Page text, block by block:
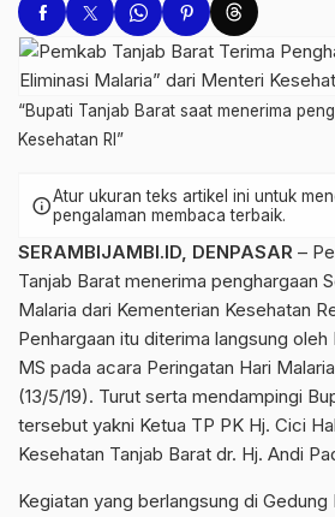
“Bupati Tanjab Barat saat menerima
Kesehatan RI”
infoAtur ukuran teks artikel ini untuk
pengalaman membaca terbaik.
SERAMBIJAMBI.ID, DENPASAR –
Tanjab Barat menerima penghargaan
Malaria dari Kementerian Kesehatan
Penhargaan itu diterima langsung oleh
MS pada acara Peringatan Hari
(13/5/19). Turut serta mendampingi
tersebut yakni Ketua TP PK Hj. Cici
Kesehatan Tanjab Barat dr. Hj. Andi
Kegiatan yang berlangsung di Gedung